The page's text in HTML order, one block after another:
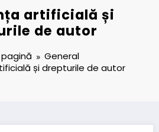
artificială și
de autor
General
și drepturile de autor